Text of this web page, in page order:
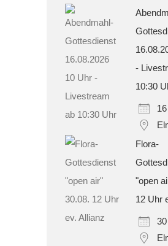
-
10:30
Flora-
"open
12 Uhr